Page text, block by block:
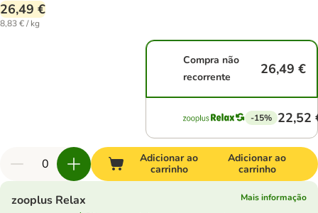
26,49 €
8,83 € / kg
Compra não
recorrente
26,49 €
-15% 22,52
Adicionar ao
carrinho
Adicionar ao
carrinho
zooplus Relax
Mais informação